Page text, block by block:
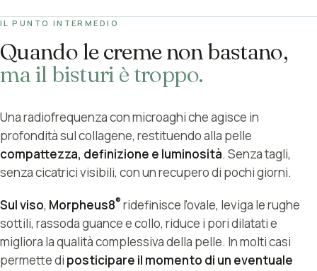
IL PUNTO INTERMEDIO
Quando le creme non bastano,
ma il bisturi è troppo.
Una radiofrequenza con microaghi che agisce in
profondità sul collagene, restituendo alla pelle
compattezza, definizione e luminosità. Senza tagli,
senza cicatrici visibili, con un recupero di pochi giorni.
Sul viso, Morpheus8® ridefinisce l'ovale, leviga le rughe
sottili, rassoda guance e collo, riduce i pori dilatati e
migliora la qualità complessiva della pelle. In molti casi
permette di posticipare il momento di un eventuale